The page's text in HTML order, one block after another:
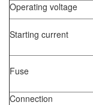
Operating voltage
Starting current
Fuse
Connection